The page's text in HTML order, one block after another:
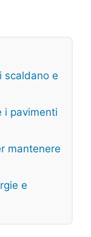
scaldano e
i pavimenti
mantenere
e